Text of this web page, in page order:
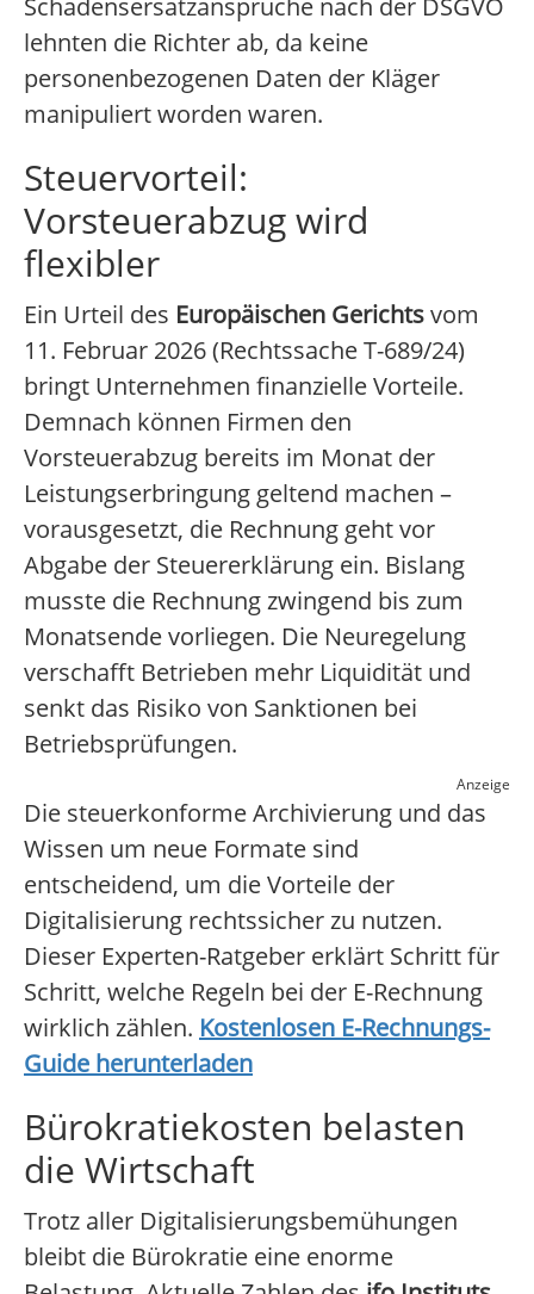
Schadensersatzansprüche nach der DSGVO
lehnten die Richter ab, da keine
personenbezogenen Daten der Kläger
manipuliert worden waren.
Steuervorteil:
Vorsteuerabzug wird
flexibler
Ein Urteil des Europäischen Gerichtsvom
11. Februar 2026 (Rechtssache T-689/24)
bringt Unternehmen finanzielle Vorteile.
Demnach können Firmen den
Vorsteuerabzug bereits im Monat der
Leistungserbringung geltend machen –
vorausgesetzt, die Rechnung geht vor
Abgabe der Steuererklärung ein. Bislang
musste die Rechnung zwingend bis zum
Monatsende vorliegen. Die Neuregelung
verschafft Betrieben mehr Liquidität und
senkt das Risiko von Sanktionen bei
Betriebsprüfungen.
Anzeige
Die steuerkonforme Archivierung und das
Wissen um neue Formate sind
entscheidend, um die Vorteile der
Digitalisierung rechtssicher zu nutzen.
Dieser Experten-Ratgeber erklärt Schritt für
Schritt, welche Regeln bei der E-Rechnung
wirklich zählen. Kostenlosen E-Rechnungs-
Guide herunterladen
Bürokratiekosten belasten
die Wirtschaft
Trotz aller Digitalisierungsbemühungen
bleibt die Bürokratie eine enorme